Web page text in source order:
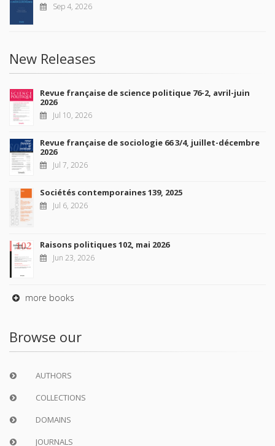
Sep 4, 2026
New Releases
Revue française de science politique 76-2, avril-juin
2026
Jul 10, 2026
Revue française de sociologie 66 3/4, juillet-décembre
2026
Jul 7, 2026
Sociétés contemporaines 139, 2025
Jul 6, 2026
Raisons politiques 102, mai 2026
Jun 23, 2026
more books
Browse our
AUTHORS
COLLECTIONS
DOMAINS
JOURNALS